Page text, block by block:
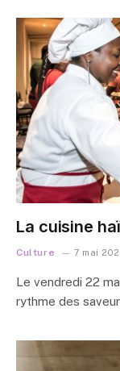
La cuisine
Culture 7 mai
Le vendredi 22
rythme des